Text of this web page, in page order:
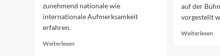
zunehmend nationale wie
internationale Aufmerksamkeit
erfahren.
Weiterlesen
auf der
vorgestellt
Weiterlesen